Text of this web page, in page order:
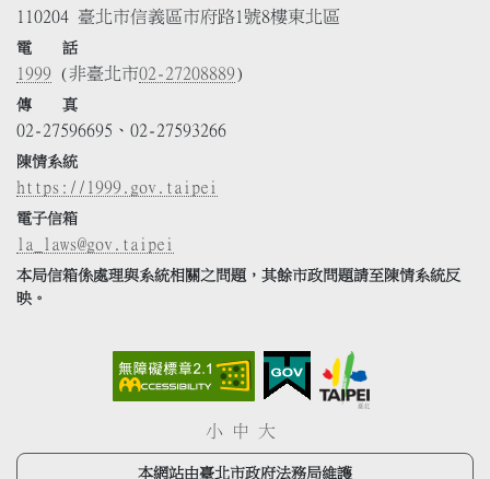
110204 臺北市信義區市府路1號8樓東北區
電 話
1999 (非臺北市02-27208889)
傳 真
02-27596695、02-27593266
陳情系統
https://1999.gov.taipei
電子信箱
la_laws@gov.taipei
本局信箱係處理與系統相關之問題，其餘市政問題請至陳情系統反
映。
小 中 大
本網站由臺北市政府法務局維護